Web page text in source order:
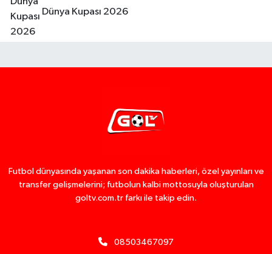
Dünya Kupası 2026
Futbol dünyasında yaşanan son dakika haberleri, özel yayınları ve
transfer gelişmelerini; futbolun kalbi mottosuyla oluşturulan
goltv.com.tr farkı ile takip edin.
08503467097